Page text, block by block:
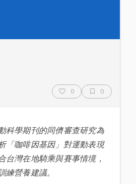
0 0
科學期刊的同儕審查研究為
「咖啡因基因」對運動表現
台灣在地騎乘與賽事情境，
練營養建議。